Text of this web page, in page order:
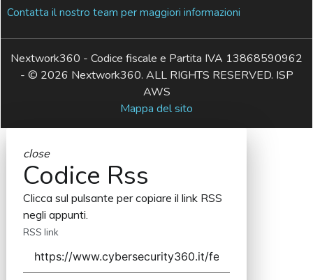
Contatta il nostro team per maggiori informazioni
Nextwork360 - Codice fiscale e Partita IVA 13868590962
- © 2026 Nextwork360. ALL RIGHTS RESERVED. ISP
AWS
Mappa del sito
close
Codice Rss
Clicca sul pulsante per copiare il link RSS
negli appunti.
RSS link